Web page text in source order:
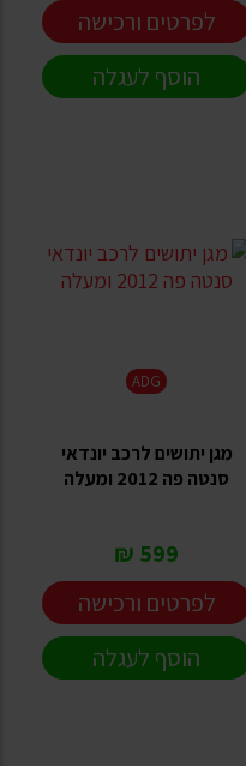
לפרטים ורכישה
הוסף לעגלה
ADG
מגן יתושים לרכב יונדאי
סנטה פה 2012 ומעלה
599 ₪
לפרטים ורכישה
הוסף לעגלה